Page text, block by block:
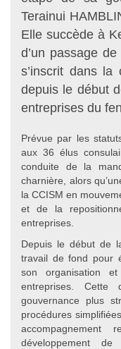
Terainui
Elle succède à
d’un passage
s’inscrit dans la
depuis le début
entreprises du
Prévue par les
aux 36 élus
conduite de la
charnière, alors
la CCISM en
et de la
entreprises.
Depuis le début de
travail de fond pour
son organisation
entreprises. Cette
gouvernance plus
procédures
développement